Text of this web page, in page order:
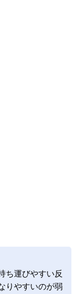
ち運びやすい反
りやすいのが弱